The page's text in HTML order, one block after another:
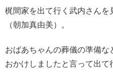
梶間家を出て行く武内さん
（朝加真由美）。
おばあちゃんの葬儀の準備
おかけしましたと言って出て